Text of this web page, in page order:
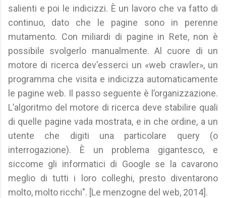
salienti e poi le indicizzi. È un lavoro che va fatto di
continuo, dato che le pagine sono in perenne
mutamento. Con miliardi di pagine in Rete, non è
possibile svolgerlo manualmente. Al cuore di un
motore di ricerca dev'esserci un «web crawler», un
programma che visita e indicizza automaticamente
le pagine web. Il passo seguente è l’organizzazione.
L’algoritmo del motore di ricerca deve stabilire quali
di quelle pagine vada mostrata, e in che ordine, a un
utente che digiti una particolare query (o
interrogazione). È un problema gigantesco, e
siccome gli informatici di Google se la cavarono
meglio di tutti i loro colleghi, presto diventarono
molto, molto ricchi". [Le menzogne del web, 2014].